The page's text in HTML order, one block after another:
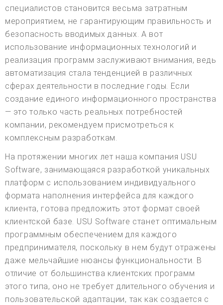
специалистов становится весьма затратным
мероприятием, не гарантирующим правильность и
безопасность вводимых данных. А вот
использование информационных технологий и
реализация программ заслуживают внимания, ведь
автоматизация стала тенденцией в различных
сферах деятельности в последние годы. Если
создание единого информационного пространства
— это только часть реальных потребностей
компании, рекомендуем присмотреться к
комплексным разработкам.
На протяжении многих лет наша компания USU
Software, занимающаяся разработкой уникальных
платформ с использованием индивидуального
формата наполнения интерфейса для каждого
клиента, готова предложить этот формат своей
клиентской базе. USU Software станет оптимальным
программным обеспечением для каждого
предпринимателя, поскольку в нем будут отражены
даже мельчайшие нюансы функциональности. В
отличие от большинства клиентских программ
этого типа, оно не требует длительного обучения и
пользовательской адаптации, так как создается с